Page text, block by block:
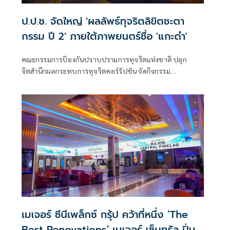
ป.ป.ช. จัดใหญ่ 'ผลลัพธ์ทุจริตลิขิตชะตา
กรรม ปี 2' ภายใต้ภาพยนตร์ชื่อ 'แกะดำ'
คณะกรรมการป้องกันปราบปรามการทุจริตแห่งชาติ ปลุก
จิตสำนึกผลกระทบการทุจริตคอร์รัปชัน จัดกิจกรรม
ทุจริตลิขิตชะตากรรม ปี 2 หวังกระตุ้น และสร้างการรับรู้ผลกระ
ทบการทุจริตในรูปแบบหนังสั้น
เมเจอร์ ซีนีเพล็กซ์ กรุ้ป คว้าที่หนึ่ง ‘The